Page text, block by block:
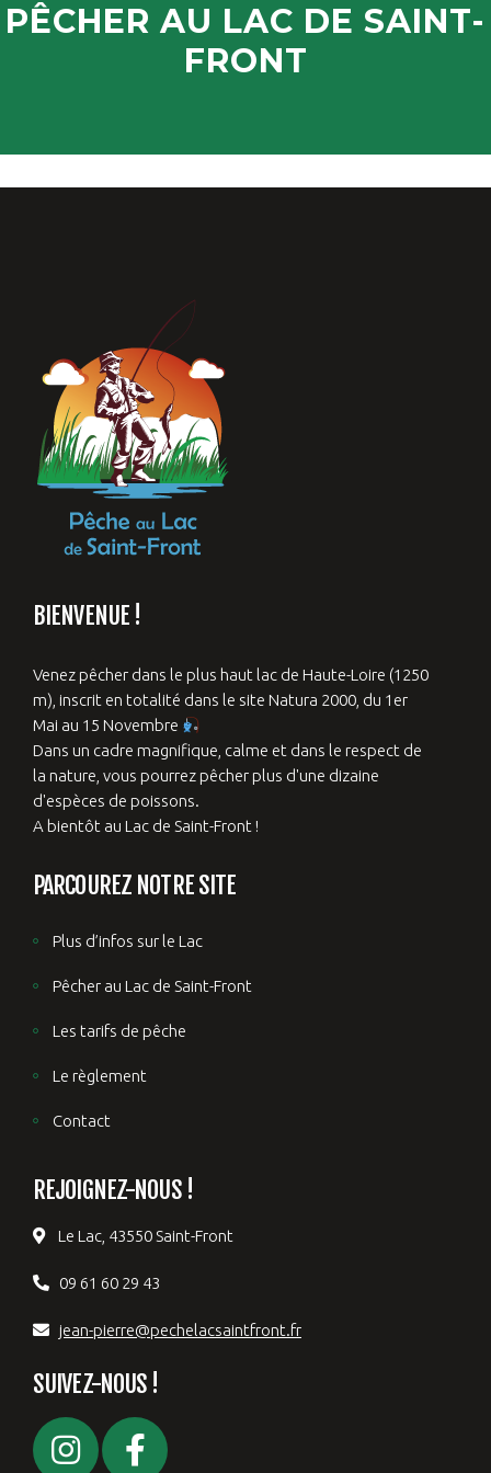
PÊCHER AU LAC DE SAINT-
FRONT
BIENVENUE !
Venez pêcher dans le plus haut lac de Haute-Loire (1250
m), inscrit en totalité dans le site Natura 2000, du 1er
Mai au 15 Novembre
Dans un cadre magnifique, calme et dans le respect de
la nature, vous pourrez pêcher plus d'une dizaine
d'espèces de poissons.
A bientôt au Lac de Saint-Front !
PARCOUREZ NOTRE SITE
Plus d’infos sur le Lac
Pêcher au Lac de Saint-Front
Les tarifs de pêche
Le règlement
Contact
REJOIGNEZ-NOUS !
Le Lac, 43550 Saint-Front
09 61 60 29 43
jean-pierre@pechelacsaintfront.fr
SUIVEZ-NOUS !